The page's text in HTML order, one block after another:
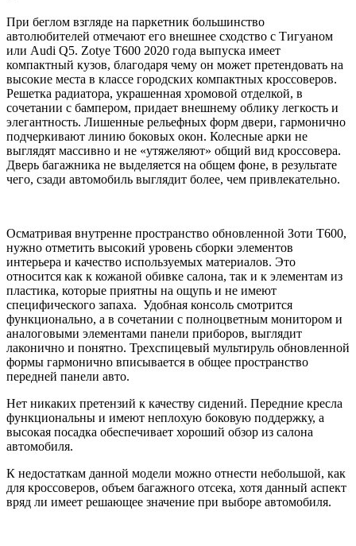
При беглом взгляде на паркетник большинство
автолюбителей отмечают его внешнее сходство с Тигуаном
или Audi Q5. Zotye Т600 2020 года выпуска имеет
компактный кузов, благодаря чему он может претендовать на
высокие места в классе городских компактных кроссоверов.
Решетка радиатора, украшенная хромовой отделкой, в
сочетании с бампером, придает внешнему облику легкость и
элегантность. Лишенные рельефных форм двери, гармонично
подчеркивают линию боковых окон. Колесные арки не
выглядят массивно и не «утяжеляют» общий вид кроссовера.
Дверь багажника не выделяется на общем фоне, в результате
чего, сзади автомобиль выглядит более, чем привлекательно.
Осматривая внутренне пространство обновленной Зоти Т600,
нужно отметить высокий уровень сборки элементов
интерьера и качество используемых материалов. Это
относится как к кожаной обивке салона, так и к элементам из
пластика, которые приятны на ощупь и не имеют
специфического запаха. Удобная консоль смотрится
функционально, а в сочетании с полноцветным монитором и
аналоговыми элементами панели приборов, выглядит
лаконично и понятно. Трехспицевый мультируль обновленной
формы гармонично вписывается в общее пространство
передней панели авто.
Нет никаких претензий к качеству сидений. Передние кресла
функциональны и имеют неплохую боковую поддержку, а
высокая посадка обеспечивает хороший обзор из салона
автомобиля.
К недостаткам данной модели можно отнести небольшой, как
для кроссоверов, объем багажного отсека, хотя данный аспект
вряд ли имеет решающее значение при выборе автомобиля.